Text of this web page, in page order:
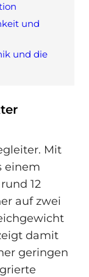
und
und die
Mit
einem
12
auf zwei
damit
geringen